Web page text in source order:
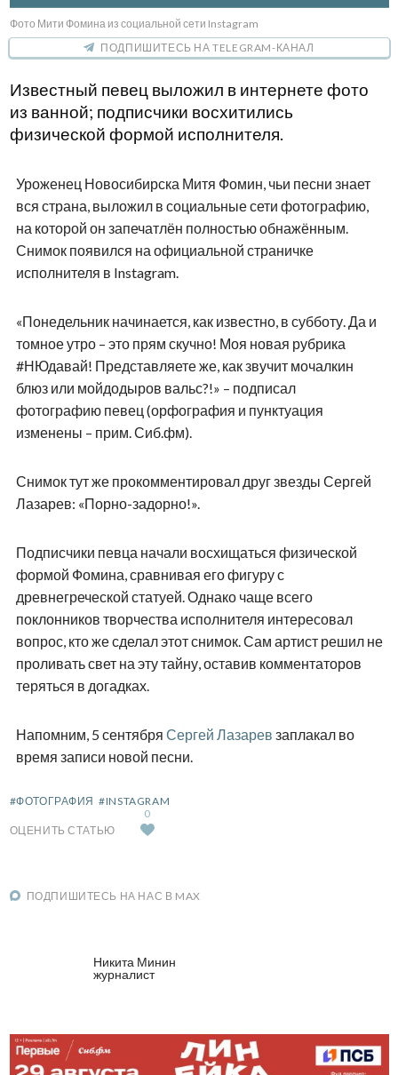
Фото Мити Фомина из социальной сети Instagram
ПОДПИШИТЕСЬ НА TELEGRAM-КАНАЛ
Известный певец выложил в интернете фото
из ванной; подписчики восхитились
физической формой исполнителя.
Уроженец Новосибирска Митя Фомин, чьи песни знает
вся страна, выложил в социальные сети фотографию,
на которой он запечатлён полностью обнажённым.
Снимок появился на официальной страничке
исполнителя в Instagram.
«Понедельник начинается, как известно, в субботу. Да и
томное утро – это прям скучно! Моя новая рубрика
#НЮдавай! Представляете же, как звучит мочалкин
блюз или мойдодыров вальс?!» – подписал
фотографию певец (орфография и пунктуация
изменены – прим. Сиб.фм).
Снимок тут же прокомментировал друг звезды Сергей
Лазарев: «Порно-задорно!».
Подписчики певца начали восхищаться физической
формой Фомина, сравнивая его фигуру с
древнегреческой статуей. Однако чаще всего
поклонников творчества исполнителя интересовал
вопрос, кто же сделал этот снимок. Сам артист решил не
проливать свет на эту тайну, оставив комментаторов
теряться в догадках.
Напомним, 5 сентября Сергей Лазарев заплакал во
время записи новой песни.
#ФОТОГРАФИЯ #INSTAGRAM
ОЦЕНИТЬ СТАТЬЮ
0
ПОДПИШИТЕСЬ НА НАС В MAX
Никита Минин
журналист